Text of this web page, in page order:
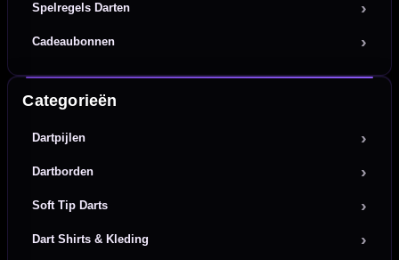
Spelregels Darten
Cadeaubonnen
Categorieën
Dartpijlen
Dartborden
Soft Tip Darts
Dart Shirts & Kleding